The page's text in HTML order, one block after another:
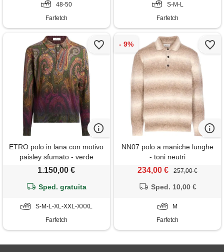
48-50
Farfetch
S-M-L
Farfetch
ETRO polo in lana con motivo
paisley sfumato - verde
1.150,00 €
Sped. gratuita
S-M-L-XL-XXL-XXXL
Farfetch
NN07 polo a maniche lunghe
- toni neutri
234,00 € 257,00 €
Sped. 10,00 €
M
Farfetch